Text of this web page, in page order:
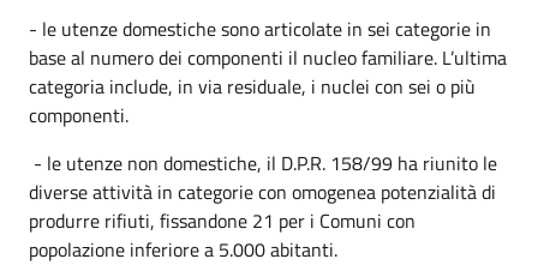
- le utenze domestiche sono articolate in sei categorie in
base al numero dei componenti il nucleo familiare. L’ultima
categoria include, in via residuale, i nuclei con sei o più
componenti.
- le utenze non domestiche, il D.P.R. 158/99 ha riunito le
diverse attività in categorie con omogenea potenzialità di
produrre rifiuti, fissandone 21 per i Comuni con
popolazione inferiore a 5.000 abitanti.